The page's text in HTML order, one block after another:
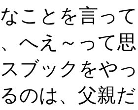
ことを言っ
へえ～って
ブックをや
のは、父親